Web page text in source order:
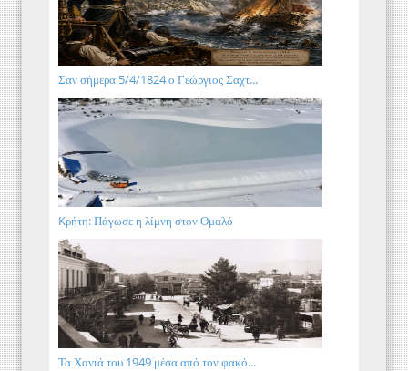
Σαν σήμερα 5/4/1824 ο Γεώργιος Σαχτ...
Kρήτη: Πάγωσε η λίμνη στον Ομαλό
Τα Χανιά του 1949 μέσα από τον φακό...